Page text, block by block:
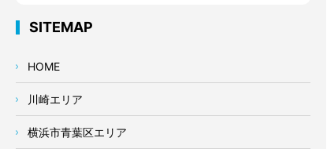
SITEMAP
HOME
川崎エリア
横浜市青葉区エリア